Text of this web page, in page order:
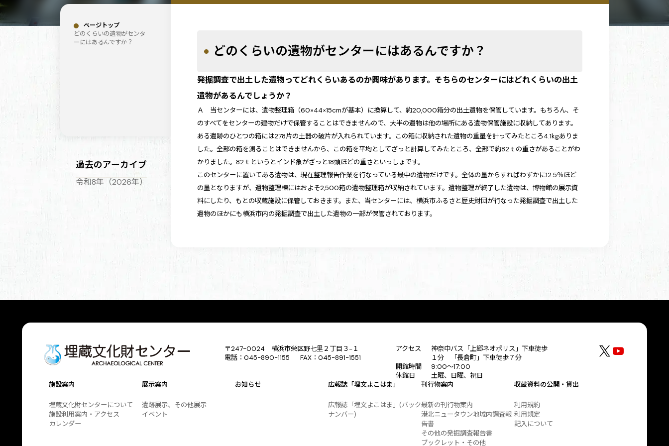
どのくらいの遺物がセンターにはあるんですか？
発掘調査で出土した遺物ってどれくらいあるのか興味があります。そちらのセンターにはどれくらいの出土
遺物があるんでしょうか？
Ａ 当センターには、遺物整理箱（60×44×15cmが基本）に換算して、約20,000箱分の出土遺物を保管しています。もちろん、そ
のすべてをセンターの建物だけで保管することはできませんので、大半の遺物は他の場所にある遺物保管施設に収納してあります。
ある遺跡のひとつの箱には278片の土器の破片が入れられています。この箱に収納された遺物の重量を計ってみたところ4.1kgありま
した。全部の箱を測ることはできませんから、この箱を平均としてざっと計算してみたところ、全部で約82ｔの重さがあることがわ
かりました。82ｔというとインド象がざっと18頭ほどの重さといっしょです。
このセンターに置いてある遺物は、現在整理報告作業を行なっている最中の遺物だけです。全体の量からすればわずかに12.5％ほど
の量となりますが、遺物整理棟にはおよそ2,500箱の遺物整理箱が収納されています。遺物整理が終了した遺物は、博物館の展示資
料にしたり、もとの収蔵施設に保管しておきます。また、当センターには、横浜市ふるさと歴史財団が行なった発掘調査で出土した
遺物のほかにも横浜市内の発掘調査で出土した遺物の一部が保管されております。
ページトップ
どのくらいの遺物がセンタ
ーにはあるんですか？
過去のアーカイブ
令和8年（2026年）
〒247-0024 横浜市栄区野七里２丁目３−１
電話：045-890-1155 FAX：045-891-1551
アクセス
神奈中バス「上郷ネオポリス」下車徒歩
１分 「長倉町」下車徒歩７分
開館時間
9:00～17:00
休館日
土曜、日曜、祝日
施設案内
埋蔵文化財センターについて
施設利用案内・アクセス
カレンダー
展示案内
遺跡展示、その他展示
イベント
お知らせ 広報誌「埋文よこはま」
広報誌「埋文よこはま」(バック
ナンバー)
刊行物案内
最新の刊行物案内
港北ニュータウン地域内調査報
告書
その他の発掘調査報告書
ブックレット・その他
収蔵資料の公開・貸出
利用規約
利用規定
記入について